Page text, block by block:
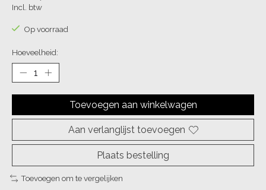
Incl. btw
Op voorraad
Hoeveelheid:
Toevoegen aan winkelwagen
Aan verlanglijst toevoegen
Plaats bestelling
Toevoegen om te vergelijken